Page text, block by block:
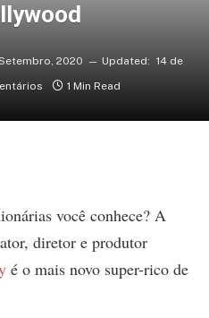
2020 Updated: 14 de
1 Min Read
você conhece? A
diretor e produtor
é o mais novo super-rico de